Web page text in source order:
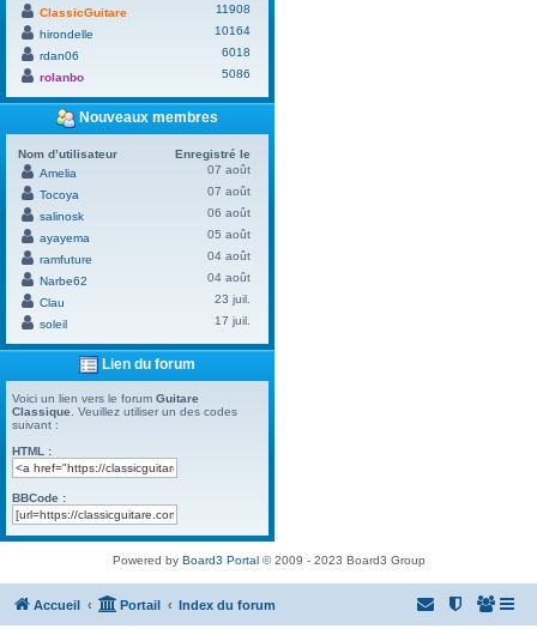
ClassicGuitare
11908
hirondelle
10164
rdan06
6018
rolanbo
5086
Nouveaux membres
Nom d’utilisateur
Enregistré le
Amelia
07 août
Tocoya
07 août
salinosk
06 août
ayayema
05 août
ramfuture
04 août
Narbe62
04 août
Clau
23 juil.
soleil
17 juil.
Lien du forum
Voici un lien vers le forum Guitare
Classique . Veuillez utiliser un des codes
suivant :
HTML :
BBCode :
Powered by Board3 Portal© 2009 - 2023 Board3 Group
Accueil Portail Index du forum